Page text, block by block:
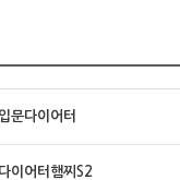
입문다이어터
다이어터햄찌S2